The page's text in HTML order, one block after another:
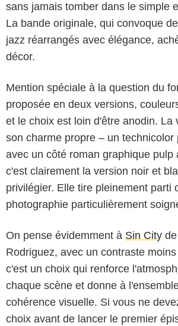
sans jamais tomber dans le simple
La bande originale, qui convoque
jazz réarrangés avec élégance,
décor.
Mention spéciale à la question du
proposée en deux versions,
et le choix est loin d'être anodin. La
son charme propre – un technicolor
avec un côté roman graphique pulp
c'est clairement la version noir et
privilégier. Elle tire pleinement parti
photographie particulièrement
On pense évidemment à Sin City
Rodriguez, avec un contraste
c'est un choix qui renforce
chaque scène et donne à
cohérence visuelle. Si vous ne
choix avant de lancer le premier
© Amazon Content Services